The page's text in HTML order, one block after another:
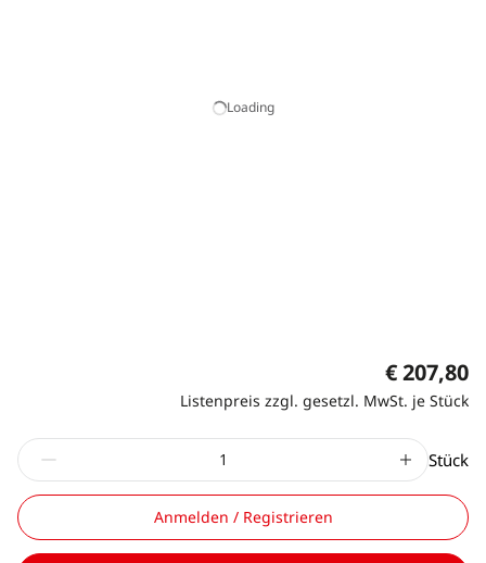
Loading
€ 207,80
Listenpreis zzgl. gesetzl. MwSt. je Stück
Stück
Anmelden / Registrieren